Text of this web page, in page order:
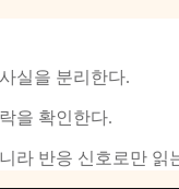
실을 분리한다.
을 확인한다.
라 반응 신호로만 읽